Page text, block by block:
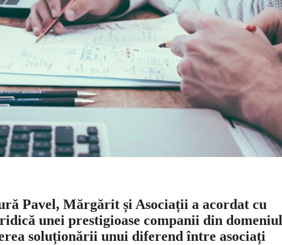
Pavel, Mărgărit și Asociații a acordat cu
unei prestigioase companii din domeniul
soluționării unui diferend între asociați